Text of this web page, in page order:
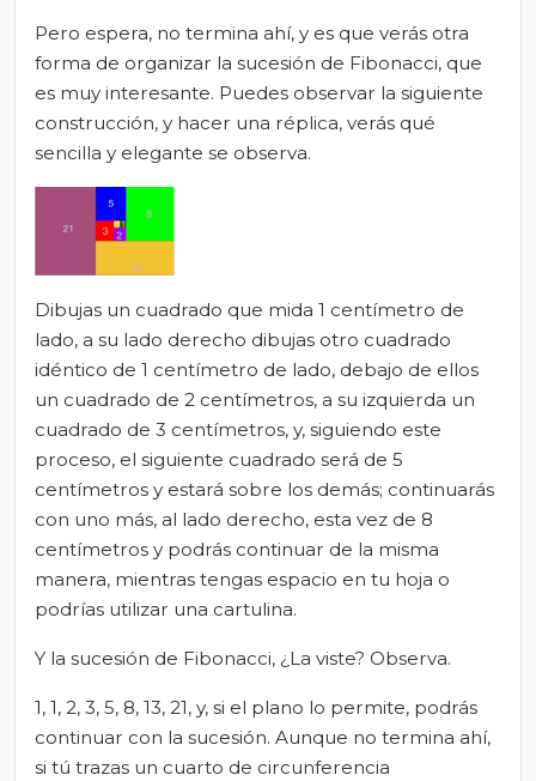
Pero espera, no termina ahí, y es que verás otra
forma de organizar la sucesión de Fibonacci, que
es muy interesante. Puedes observar la siguiente
construcción, y hacer una réplica, verás qué
sencilla y elegante se observa.
Dibujas un cuadrado que mida 1 centímetro de
lado, a su lado derecho dibujas otro cuadrado
idéntico de 1 centímetro de lado, debajo de ellos
un cuadrado de 2 centímetros, a su izquierda un
cuadrado de 3 centímetros, y, siguiendo este
proceso, el siguiente cuadrado será de 5
centímetros y estará sobre los demás; continuarás
con uno más, al lado derecho, esta vez de 8
centímetros y podrás continuar de la misma
manera, mientras tengas espacio en tu hoja o
podrías utilizar una cartulina.
Y la sucesión de Fibonacci, ¿La viste? Observa.
1, 1, 2, 3, 5, 8, 13, 21, y, si el plano lo permite, podrás
continuar con la sucesión. Aunque no termina ahí,
si tú trazas un cuarto de circunferencia